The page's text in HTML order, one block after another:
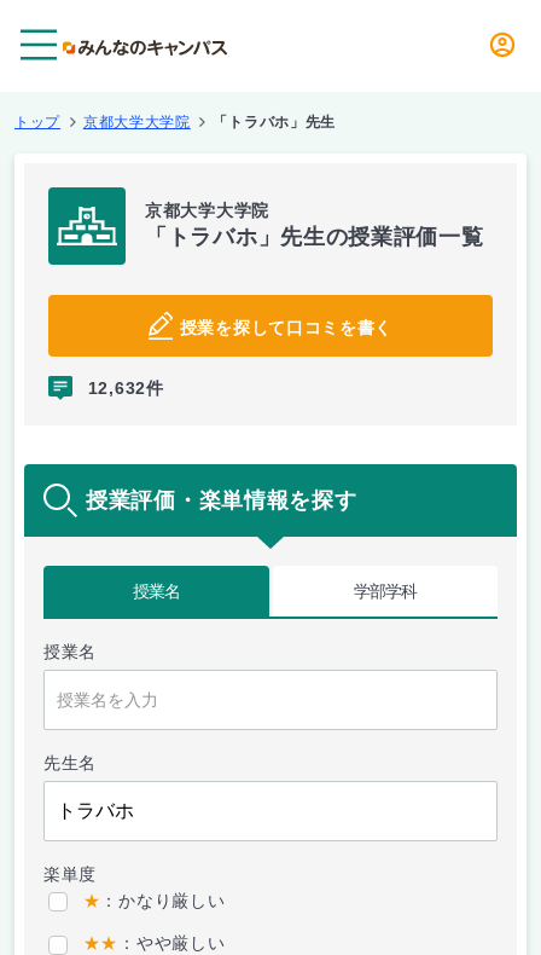
トップ 京都大学大学院 「トラバホ」先生
京都大学大学院
「トラバホ」先生の授業評価一覧
授業を探して口コミを書く
12,632件
授業評価・楽単情報を探す
授業名 学部学科
授業名
先生名
楽単度
★ ：かなり厳しい
★★ ：やや厳しい